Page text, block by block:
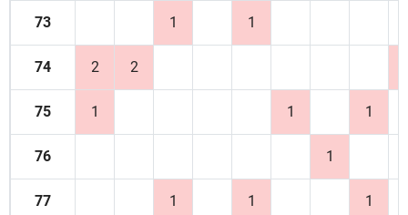
73 1 1
74 2 2
75 1 1 1
76 1
77 1 1 1